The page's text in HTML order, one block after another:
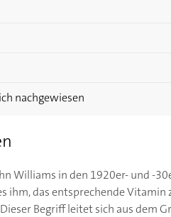
nachgewiesen
Williams in den 1920er- und -
ihm, das entsprechende Vitamin
Begriff leitet sich aus dem